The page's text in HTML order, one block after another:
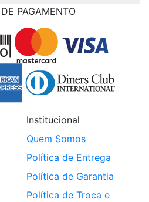
PAGAMENTO
Institucional
Quem Somos
Política de Entrega
Política de Garantia
Política de Troca e